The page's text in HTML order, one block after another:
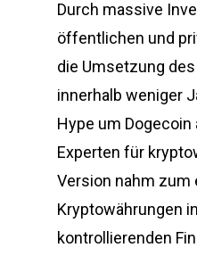
Durch massive
öffentlichen und
die Umsetzung
innerhalb weniger
Hype um Dogecoin
Experten für
Version nahm zum
Kryptowährungen
kontrollierenden